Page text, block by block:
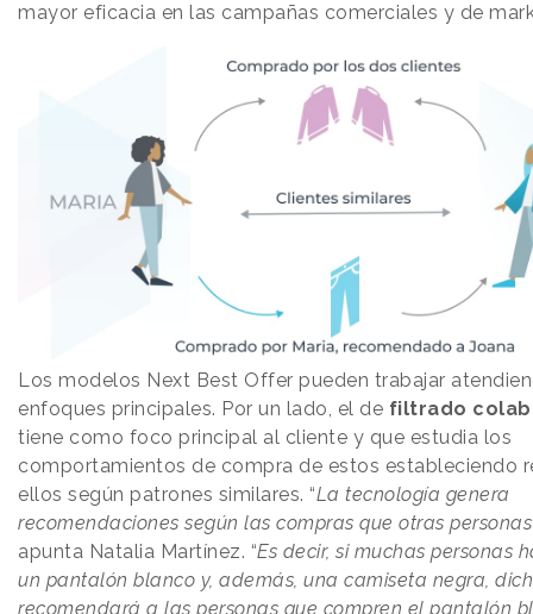
mayor eficacia en las campañas comerciales y de
Los modelos Next Best Offer pueden trabajar
enfoques principales. Por un lado, el de filtrado
tiene como foco principal al cliente y que estudia los
comportamientos de compra de estos estableciendo
ellos según patrones similares. “La tecnología genera
recomendaciones según las compras que otras
apunta Natalia Martínez. “Es decir, si muchas personas
un pantalón blanco y, además, una camiseta negra,
recomendará a las personas que compren el pantalón